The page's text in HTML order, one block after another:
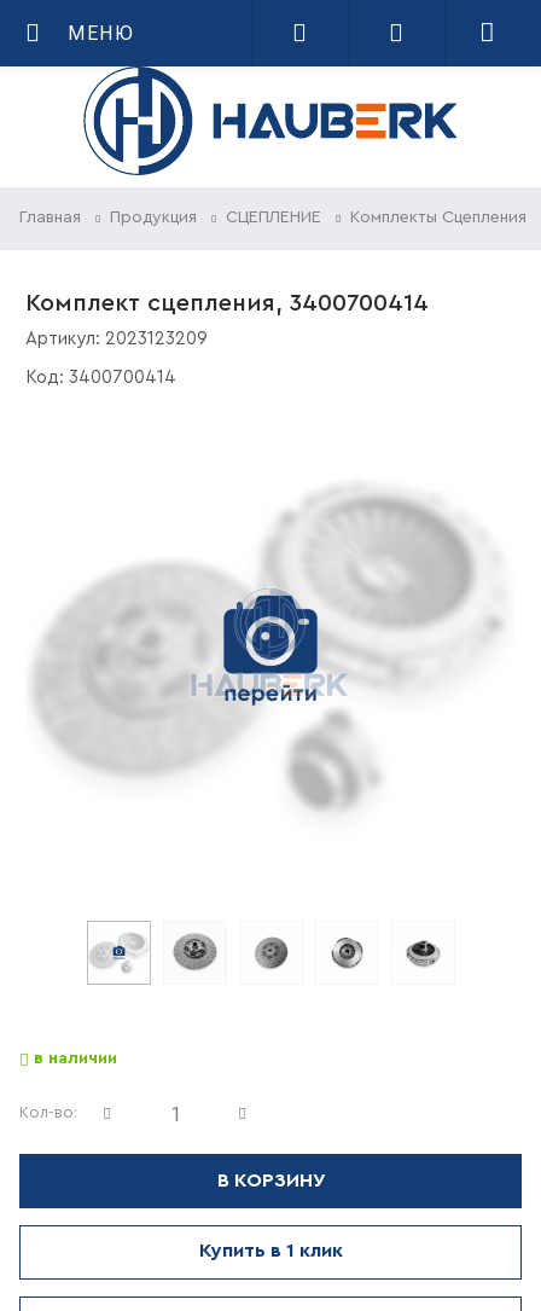
МЕНЮ
Главная Продукция СЦЕПЛЕНИЕ Комплекты Сцепления
Комплект сцепления, 3400700414
Артикул: 2023123209
Код: 3400700414
в наличии
Кол-во:
В КОРЗИНУ
Купить в 1 клик